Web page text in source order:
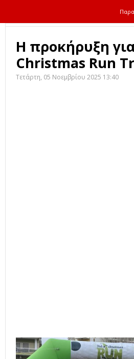
Η προκήρυξη
Christmas Run
Τετάρτη, 05 Νοεμβρίου 2025 13:40